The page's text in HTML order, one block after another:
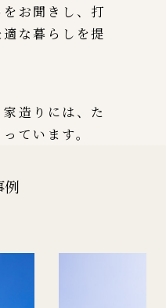
お聞きし、打
な暮らしを提
造りには、た
ています。
施工事例